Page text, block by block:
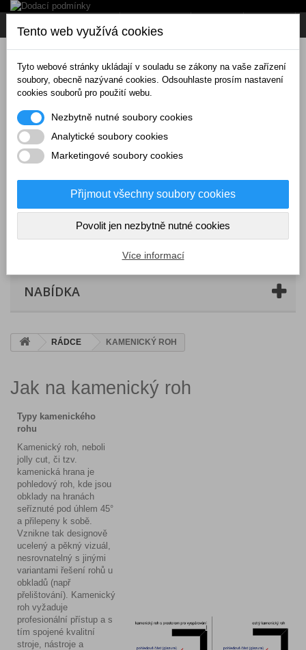
Košík (prázdný)
NABÍDKA
RÁDCE KAMENICKÝ ROH
Jak na kamenický roh
Typy kamenického
rohu
Kamenický roh, neboli
jolly cut, či tzv.
kamenická hrana je
pohledový roh, kde jsou
obklady na hranách
seříznuté pod úhlem 45°
a přilepeny k sobě.
Vznikne tak designově
ucelený a pěkný vizuál,
nesrovnatelný s jinými
variantami řešení rohů u
obkladů (např
přelištování). Kamenický
roh vyžaduje
profesionální přístup a s
tím spojené kvalitní
stroje, nástroje a
Tento web využívá cookies
Tyto webové stránky ukládají v souladu se zákony na vaše zařízení
soubory, obecně nazývané cookies. Odsouhlaste prosím nastavení
cookies souborů pro použití webu.
Nezbytně nutné soubory cookies
Analytické soubory cookies
Marketingové soubory cookies
Přijmout všechny soubory cookies
Povolit jen nezbytně nutné cookies
Více informací